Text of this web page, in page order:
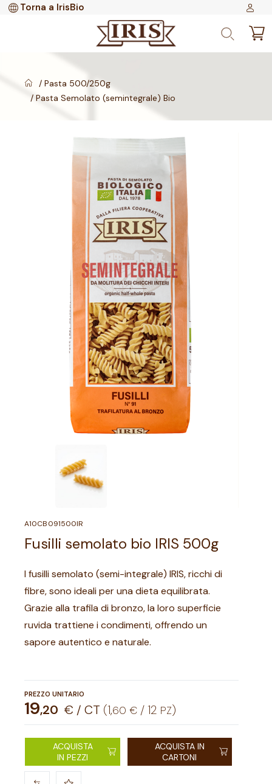
Torna a IrisBio
Pasta 500/250g
Pasta Semolato (semintegrale) Bio
A10CB091500IR
Fusilli semolato bio IRIS 500g
I fusilli semolato (semi-integrale) IRIS, ricchi di
fibre, sono ideali per una dieta equilibrata.
Grazie alla trafila di bronzo, la loro superficie
ruvida trattiene i condimenti, offrendo un
sapore autentico e naturale.
PREZZO UNITARIO
19,20 € / CT (1,60 € /12 PZ)
ACQUISTA
IN PEZZI
ACQUISTA IN
CARTONI